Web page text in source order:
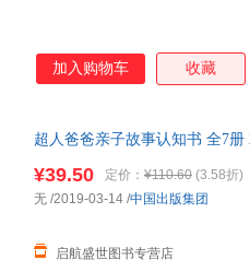
加入购物车 收藏
超人爸爸亲子故事认知书 全7
¥39.50 定价： ¥110.60 (3.58折)
启航盛世图书专营店
无 /2019-03-14 /中国出版集团